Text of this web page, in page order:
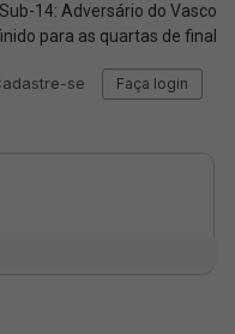
Sub-14: Adversário do Vasco
para as quartas de final